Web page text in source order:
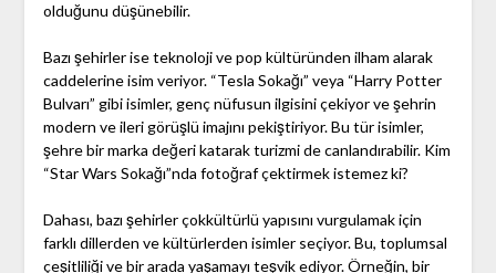
olduğunu düşünebilir.
Bazı şehirler ise teknoloji ve pop kültüründen ilham alarak
caddelerine isim veriyor. “Tesla Sokağı” veya “Harry Potter
Bulvarı” gibi isimler, genç nüfusun ilgisini çekiyor ve şehrin
modern ve ileri görüşlü imajını pekiştiriyor. Bu tür isimler,
şehre bir marka değeri katarak turizmi de canlandırabilir. Kim
“Star Wars Sokağı”nda fotoğraf çektirmek istemez ki?
Dahası, bazı şehirler çokkültürlü yapısını vurgulamak için
farklı dillerden ve kültürlerden isimler seçiyor. Bu, toplumsal
çeşitliliği ve bir arada yaşamayı teşvik ediyor. Örneğin, bir